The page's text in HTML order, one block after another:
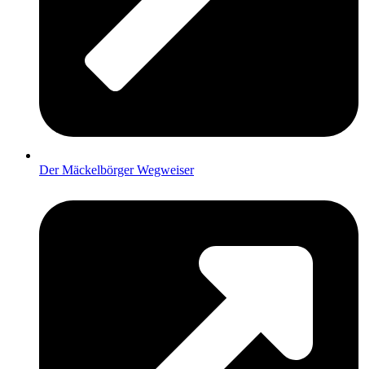
Der Mäckelbörger Wegweiser